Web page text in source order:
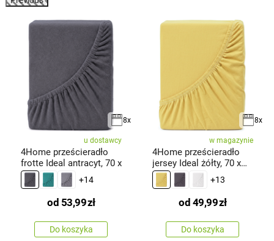
8x
u dostawcy
4Home prześcieradło
frotte Ideal antracyt, 70 x
+14
od 53,99zł
Do koszyka
8x
w magazynie
4Home prześcieradło
jersey Ideal żółty, 70 x
140
+13
od 49,99zł
Do koszyka